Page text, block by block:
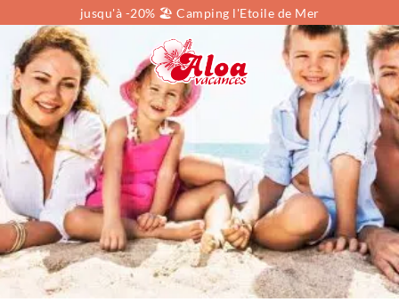
jusqu'à -20% 🏖️ Camping l'Etoile de Mer
Vous cherchez...
Localisation Choisissez une région
Type de location Locations
Dates Sélectionnez vos dates
Voyageurs pers.